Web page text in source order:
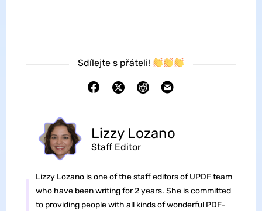
Sdílejte s přáteli!
Lizzy Lozano
Staff Editor
Lizzy Lozano is one of the staff editors of UPDF team
who have been writing for 2 years. She is committed
to providing people with all kinds of wonderful PDF-